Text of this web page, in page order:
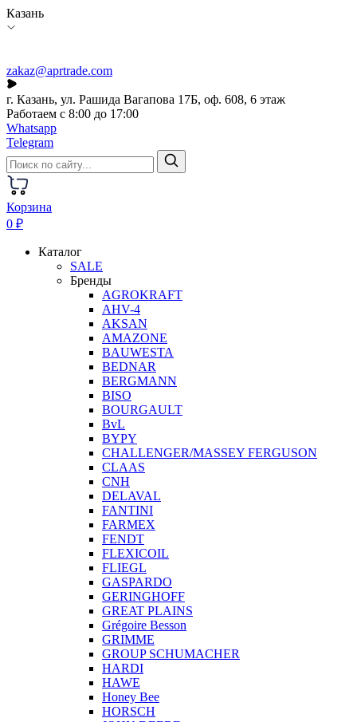
Казань
zakaz@aprtrade.com
г. Казань, ул. Рашида Вагапова 17Б, оф. 608, 6 этаж
Работаем с 8:00 до 17:00
Whatsapp
Telegram
Корзина
0 ₽
Каталог
SALE
Бренды
AGROKRAFT
AHV-4
AKSAN
AMAZONE
BAUWESTA
BEDNAR
BERGMANN
BISO
BOURGAULT
BvL
BYPY
CHALLENGER/MASSEY FERGUSON
CLAAS
CNH
DELAVAL
FANTINI
FARMEX
FENDT
FLEXICOIL
FLIEGL
GASPARDO
GERINGHOFF
GREAT PLAINS
Grégoire Besson
GRIMME
GROUP SCHUMACHER
HARDI
HAWE
Honey Bee
HORSCH